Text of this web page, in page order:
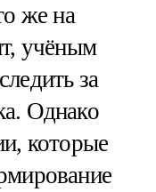
же на
учёным
за
Однако
которые